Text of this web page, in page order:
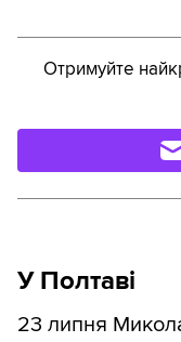
Отримуйте
У Полтаві
23 липня